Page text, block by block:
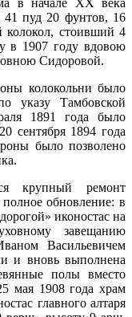
в начале XX века
41 пуд 20 фунтов, 16
стоивший 4
в 1907 году вдовою
Сидоровой.
колокольни было
указу Тамбовской
1891 года было
сентября 1894 года
было позволено
крупный ремонт
обновление: в
иконостас на
завещанию
Васильевичем
и вновь выполнена
полы вместо
мая 1908 года храм
главного алтаря